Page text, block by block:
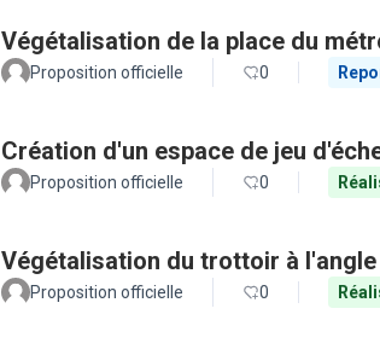
Végétalisation de la place du
Proposition officielle 0
Création d'un espace de jeu
Proposition officielle 0
Végétalisation du trottoir à
Proposition officielle 0